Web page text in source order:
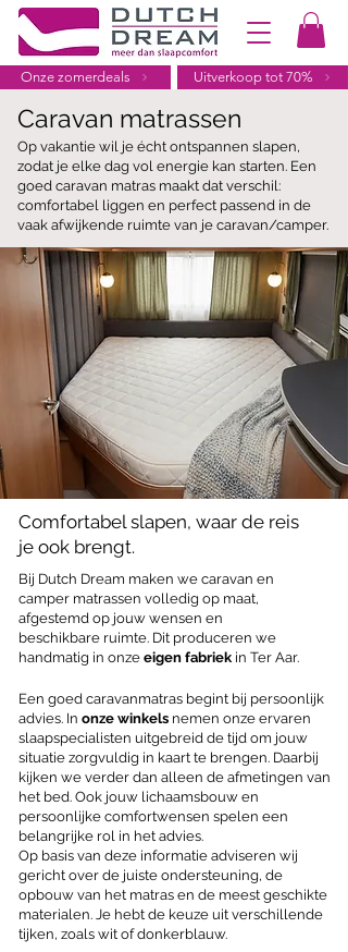
Onze zomerdeals Uitverkoop tot 70%
Caravan matrassen
Op vakantie wil je écht ontspannen slapen,
zodat je elke dag vol energie kan starten. Een
goed caravan matras maakt dat verschil:
comfortabel liggen en perfect passend in de
vaak afwijkende ruimte van je caravan/camper.
Comfortabel slapen, waar de reis
je ook brengt.
Bij Dutch Dream maken we caravan en
camper matrassen volledig op maat,
afgestemd op jouw wensen en
beschikbare ruimte. Dit produceren we
handmatig in onze eigen fabriek in Ter Aar.
Een goed caravanmatras begint bij persoonlijk
advies. In onze winkels nemen onze ervaren
slaapspecialisten uitgebreid de tijd om jouw
situatie zorgvuldig in kaart te brengen. Daarbij
kijken we verder dan alleen de afmetingen van
het bed. Ook jouw lichaamsbouw en
persoonlijke comfortwensen spelen een
belangrijke rol in het advies.
Op basis van deze informatie adviseren wij
gericht over de juiste ondersteuning, de
opbouw van het matras en de meest geschikte
materialen. Je hebt de keuze uit verschillende
tijken, zoals wit of donkerblauw.